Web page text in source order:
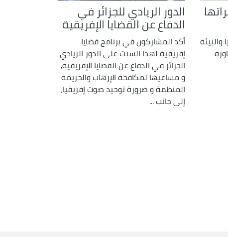
والبيئة
الدور الريادي للجزائر في
الدفاع عن القضايا الإفريقية
أكد المشاركون في برنامج قضايا
إفريقية لهذا السبت على الدور الريادي
الجزائر في الدفاع عن القضايا الإفريقية،
و مساعيها لمكافحة الإرهاب والجريمة
المنظمة و ضرورة توحيد صوت إفريقيا،
إلى جانب ...